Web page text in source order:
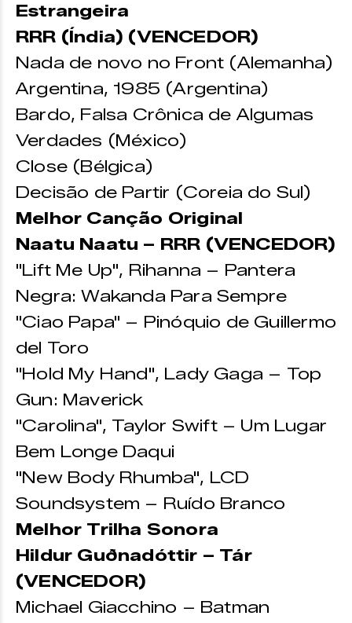
Estrangeira
RRR (Índia) (VENCEDOR)
Nada de novo no Front (Alemanha)
Argentina, 1985 (Argentina)
Bardo, Falsa Crônica de Algumas
Verdades (México)
Close (Bélgica)
Decisão de Partir (Coreia do Sul)
Melhor Canção Original
Naatu Naatu – RRR (VENCEDOR)
"Lift Me Up", Rihanna – Pantera
Negra: Wakanda Para Sempre
"Ciao Papa" – Pinóquio de Guillermo
del Toro
"Hold My Hand", Lady Gaga – Top
Gun: Maverick
"Carolina", Taylor Swift – Um Lugar
Bem Longe Daqui
"New Body Rhumba", LCD
Soundsystem – Ruído Branco
Melhor Trilha Sonora
Hildur Guðnadóttir – Tár
(VENCEDOR)
Michael Giacchino – Batman